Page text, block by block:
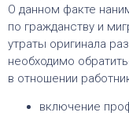
О данном факте
по гражданству и
утраты оригинала
необходимо
в отношении
включение